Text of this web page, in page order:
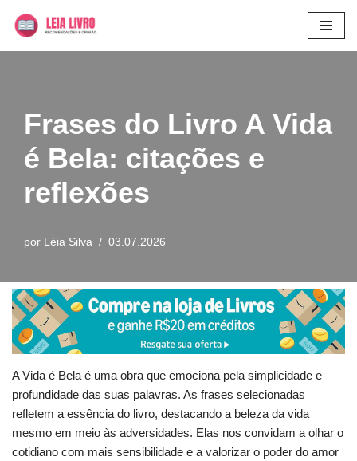
Frases do Livro A Vida
é Bela: citações e
reflexões
por Léia Silva 03.07.2026
A Vida é Bela é uma obra que emociona pela simplicidade e
profundidade das suas palavras. As frases selecionadas
refletem a essência do livro, destacando a beleza da vida
mesmo em meio às adversidades. Elas nos convidam a olhar o
cotidiano com mais sensibilidade e a valorizar o poder do amor